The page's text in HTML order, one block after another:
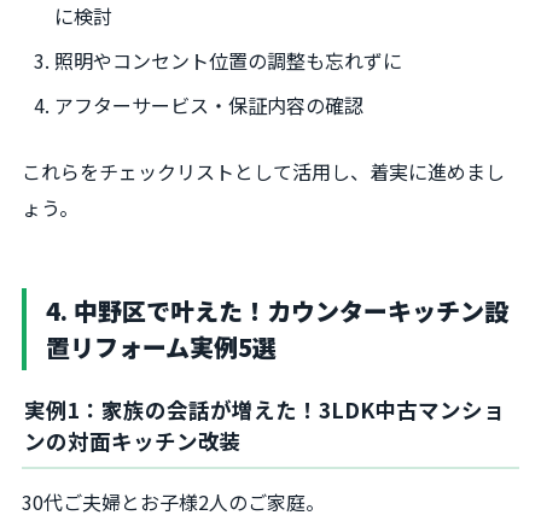
に検討
照明やコンセント位置の調整も忘れずに
アフターサービス・保証内容の確認
これらをチェックリストとして活用し、着実に進めまし
ょう。
4. 中野区で叶えた！カウンターキッチン設
置リフォーム実例5選
実例1：家族の会話が増えた！3LDK中古マンショ
ンの対面キッチン改装
30代ご夫婦とお子様2人のご家庭。